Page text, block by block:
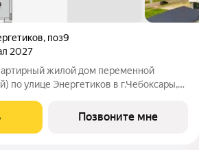
, поз9
2027
жилой дом переменной
по улице Энергетиков в г.Чебоксары,
и учтены современные
Дом монолитно-каркасный с
Позвоните мне